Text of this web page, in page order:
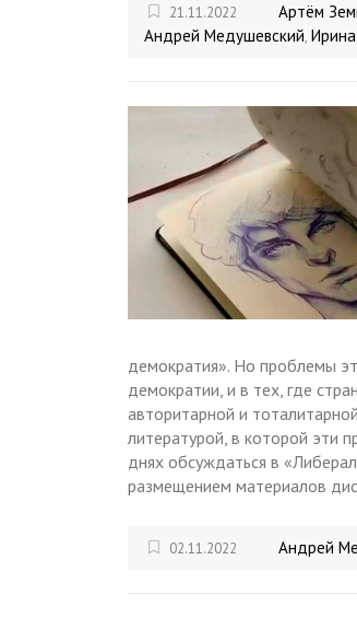
21.11.2022 Артём
Андрей Медушевский,
демократия». Но проблемы
демократии, и в тех, где
авторитарной и
литературой, в которой эти
днях обсуждаться в
размещением материалов
02.11.2022 Андрей